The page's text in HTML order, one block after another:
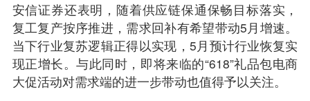
安信证券还表明，随着供应链保通保畅目标落实，
复工复产按序推进，需求回补有希望带动5月增速。
当下行业复苏逻辑正得以实现，5月预计行业恢复实
现正增长。与此同时，即将来临的“618”礼品包电商
大促活动对需求端的进一步带动也值得予以关注。